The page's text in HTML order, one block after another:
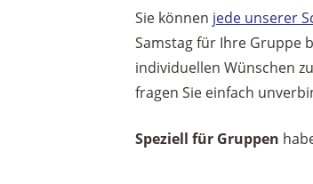
Sie können jede unserer
Samstag für Ihre Gruppe
individuellen Wünschen
fragen Sie einfach
Speziell für Gruppen